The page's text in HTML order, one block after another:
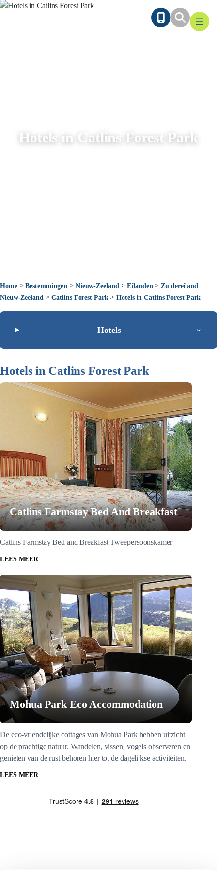
Ga
Hotels in Catlins Forest Park
Home>Bestemmingen > Nieuw-Zeeland >Eilanden > Zuidereiland
Nieuw-Zeeland >Catlins Forest Park>Hotels in Catlins Forest Park
Hotels
Hotels in Catlins Forest Park
Catlins Farmstay Bed And Breakfast
Catlins Farmstay Bed and Breakfast Tweepersoonskamer
LEES MEER
Mohua Park Eco Accommodation
De eco-vriendelijke cottages van Mohua Park hebben uitzicht
op de prachtige natuur. Wandelen, vissen, vogels observeren en
genieten van de rust behoren hier tot de dagelijkse activiteiten.
LEES MEER